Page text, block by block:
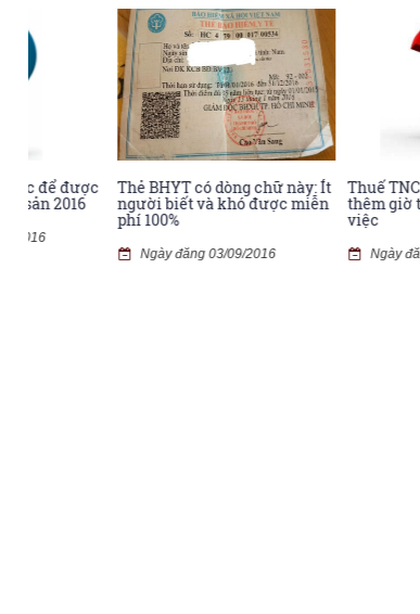
Thẻ BHYT có dòng chữ này: Ít
người biết và khó được miễn
Ngày đăng 03/09/2016
Thuế TNCN, tiền
thêm giờ trong thời
Ngày đăng 03/09/2016